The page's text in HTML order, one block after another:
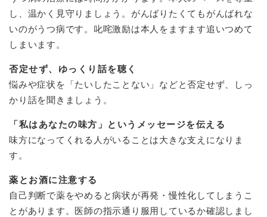
し、温かく見守りましょう。がんばりたくてもがんばれな
いのがうつ病です。叱咤激励は本人をますます追いつめて
しまいます。
否定せず、ゆっくり話を聴く
悩みや症状を「たいしたことない」などと否定せず、しっ
かり話を聞きましょう。
「私はあなたの味方」というメッセージを伝える
味方になってくれる人がいることは大きな支えになりま
す。
薬とお酒に注意する
自己判断で薬をやめると病状が再発・慢性化してしまうこ
とがあります。医師の指示通り服用しているか確認しまし